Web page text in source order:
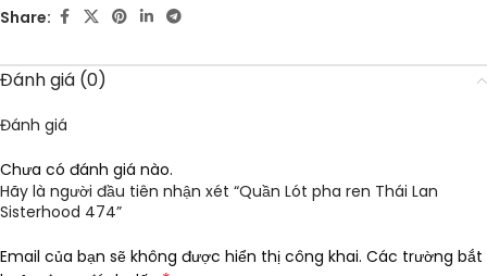
Share:
Đánh giá (0)
Đánh giá
Chưa có đánh giá nào.
Hãy là người đầu tiên nhận xét “Quần Lót pha ren Thái Lan
Sisterhood 474”
Email của bạn sẽ không được hiển thị công khai. Các trường bắt